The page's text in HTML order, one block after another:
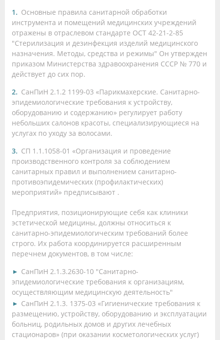
Основные правила санитарной обработки
инструмента и помещений медицинских учреждений
отражены в отраслевом стандарте ОСТ 42-21-2-85
"Стерилизация и дезинфекция изделий медицинского
назначения. Методы, средства и режимы" Он утвержден
приказом Министерства здравоохранения СССР № 770 и
действует до сих пор.
СанПиН 2.1.2 1199-03 «Парикмахерские. Санитарно-
эпидемиологические требования к устройству,
оборудованию и содержанию» регулирует работу
небольших салонов красоты, специализирующиеся на
услугах по уходу за волосами.
СП 1.1.1058-01 «Организация и проведение
производственного контроля за соблюдением
санитарных правил и выполнением санитарно-
противоэпидемических (профилактических)
мероприятий» предписывают .
Предприятия, позиционирующие себя как клиники
эстетической медицины, должны относиться к
санитарно-эпидемиологическим требований более
строго. Их работа координируется расширенным
перечнем документов, в том числе:
СанПиН 2.1.3.2630-10 "Санитарно-
эпидемиологические требования к организациям,
осуществляющим медицинскую деятельность"
СанПиН 2.1.3. 1375-03 «Гигиенические требования к
размещению, устройству, оборудованию и эксплуатации
больниц, родильных домов и других лечебных
стационаров» (при оказании косметологических услуг)